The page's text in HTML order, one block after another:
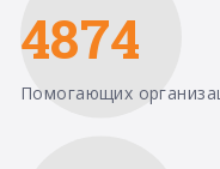
4874
Помогающих